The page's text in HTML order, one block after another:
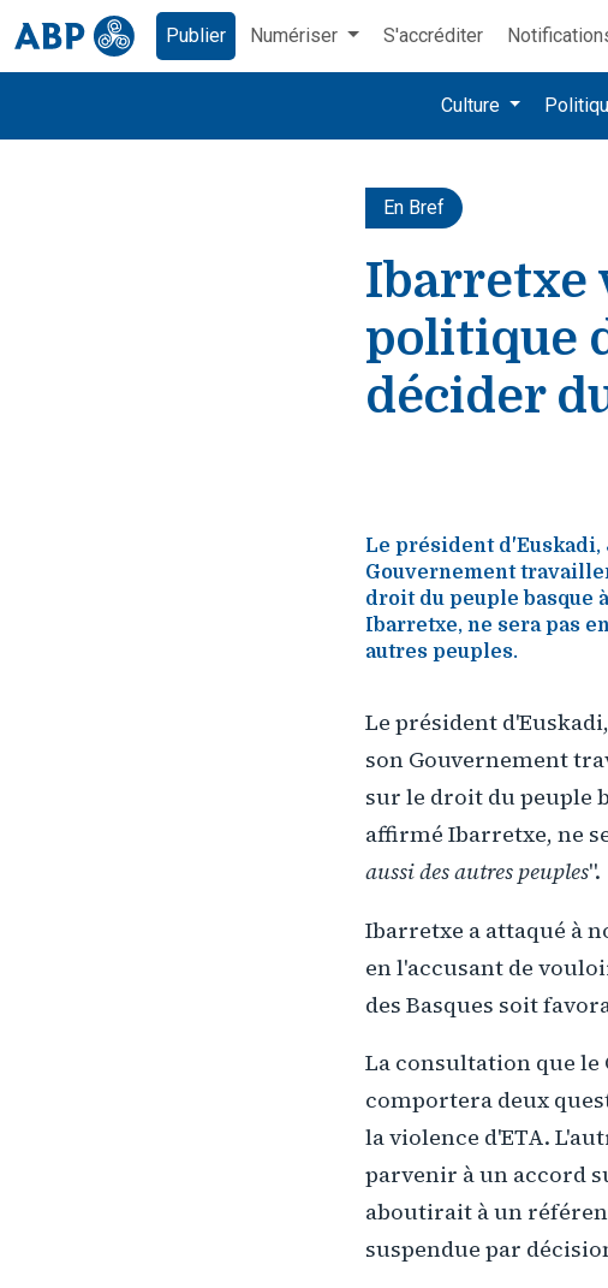
Publier Numériser S'accréditer
Culture
En Bref
Ibarretxe
politique
décider
Le président d'Euskadi,
Gouvernement
droit du peuple basque
Ibarretxe, ne sera pas
autres peuples.
Le président
son Gouvernement
sur le droit du peuple
affirmé Ibarretxe, ne
aussi des autres peuples".
Ibarretxe a attaqué à
en l'accusant de
des Basques soit
La consultation que
comportera deux
la violence d'ETA.
parvenir à un accord
aboutirait à un
suspendue par